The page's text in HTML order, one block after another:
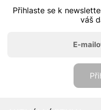
Přihlaste se k
váš
E-